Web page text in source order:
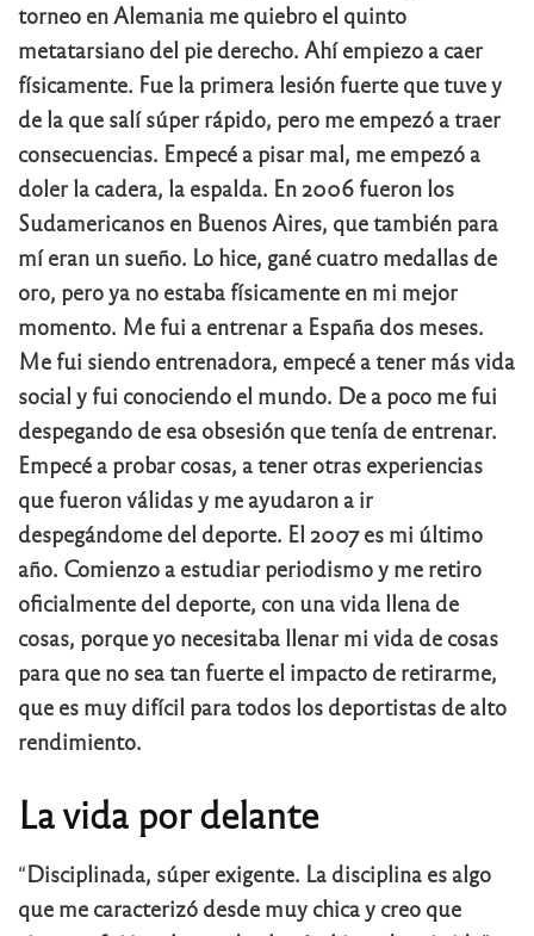
torneo en Alemania me quiebro el quinto
metatarsiano del pie derecho. Ahí empiezo a caer
físicamente. Fue la primera lesión fuerte que tuve y
de la que salí súper rápido, pero me empezó a traer
consecuencias. Empecé a pisar mal, me empezó a
doler la cadera, la espalda. En 2006 fueron los
Sudamericanos en Buenos Aires, que también para
mí eran un sueño. Lo hice, gané cuatro medallas de
oro, pero ya no estaba físicamente en mi mejor
momento. Me fui a entrenar a España dos meses.
Me fui siendo entrenadora, empecé a tener más vida
social y fui conociendo el mundo. De a poco me fui
despegando de esa obsesión que tenía de entrenar.
Empecé a probar cosas, a tener otras experiencias
que fueron válidas y me ayudaron a ir
despegándome del deporte. El 2007 es mi último
año. Comienzo a estudiar periodismo y me retiro
oficialmente del deporte, con una vida llena de
cosas, porque yo necesitaba llenar mi vida de cosas
para que no sea tan fuerte el impacto de retirarme,
que es muy difícil para todos los deportistas de alto
rendimiento.
La vida por delante
“Disciplinada, súper exigente. La disciplina es algo
que me caracterizó desde muy chica y creo que